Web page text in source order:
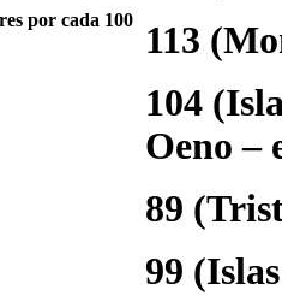
por cada 100
113
104
Oeno –
89
99